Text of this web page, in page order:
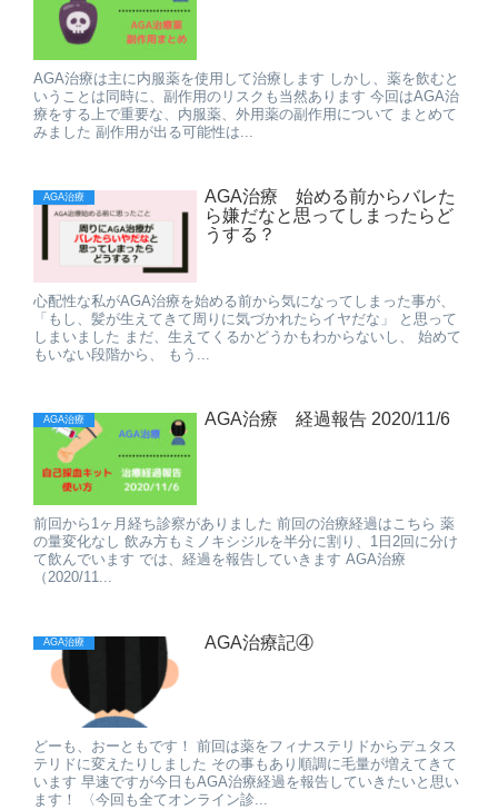
AGA治療は主に内服薬を使用して治療します しかし、薬を飲むと
いうことは同時に、副作用のリスクも当然あります 今回はAGA治
療をする上で重要な、内服薬、外用薬の副作用について まとめて
みました 副作用が出る可能性は...
AGA治療
AGA治療 始める前からバレた
ら嫌だなと思ってしまったらど
うする？
心配性な私がAGA治療を始める前から気になってしまった事が、
「もし、髪が生えてきて周りに気づかれたらイヤだな」 と思って
しまいました まだ、生えてくるかどうかもわからないし、 始めて
もいない段階から、 もう...
AGA治療 AGA治療 経過報告 2020/11/6
前回から1ヶ月経ち診察がありました 前回の治療経過はこちら 薬
の量変化なし 飲み方もミノキシジルを半分に割り、1日2回に分け
て飲んでいます では、経過を報告していきます AGA治療
（2020/11...
AGA治療 AGA治療記④
どーも、おーともです！ 前回は薬をフィナステリドからデュタス
テリドに変えたりしました その事もあり順調に毛量が増えてきて
います 早速ですが今日もAGA治療経過を報告していきたいと思い
ます！ 〈今回も全てオンライン診...